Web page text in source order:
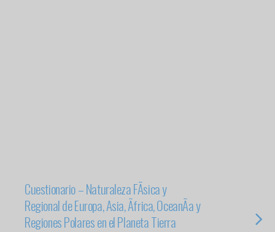
Cuestionario – Naturaleza FÃ­sica y
Regional de Europa, Asia, Ãfrica, OceanÃ­a y
Regiones Polares en el Planeta Tierra